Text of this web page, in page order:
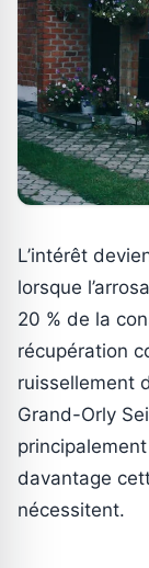
L’intérêt
lorsque
20 % de la
récupération
ruissellement
Grand-Orly
davantage
nécessitent.